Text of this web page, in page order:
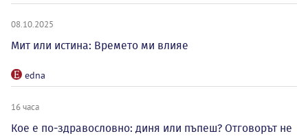
08.10.2025
Мит или истина: Времето ми влияе
edna
16 часа
Кое е по-здравословно: диня или пъпеш? Отговорът не